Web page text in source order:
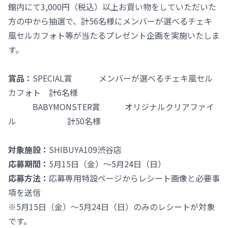
館内にて3,000円（税込）以上お買い物をしていただいた
方の中から抽選で、計56名様にメンバーが選べるチェキ
風セルカフォト等が当たるプレゼント企画を実施いたしま
す。
賞品： SPECIAL賞 メンバーが選べるチェキ風セル
カフォト 計6名様
BABYMONSTER賞 オリジナルクリアファイ
ル 計50名様
対象施設： SHIBUYA109渋谷店
応募期間： 5月15日（金）～5月24日（日）
応募方法： 応募専用特設ページからレシート画像と必要事
項を送信
※5月15日（金）～5月24日（日）のみのレシートが対象
です。